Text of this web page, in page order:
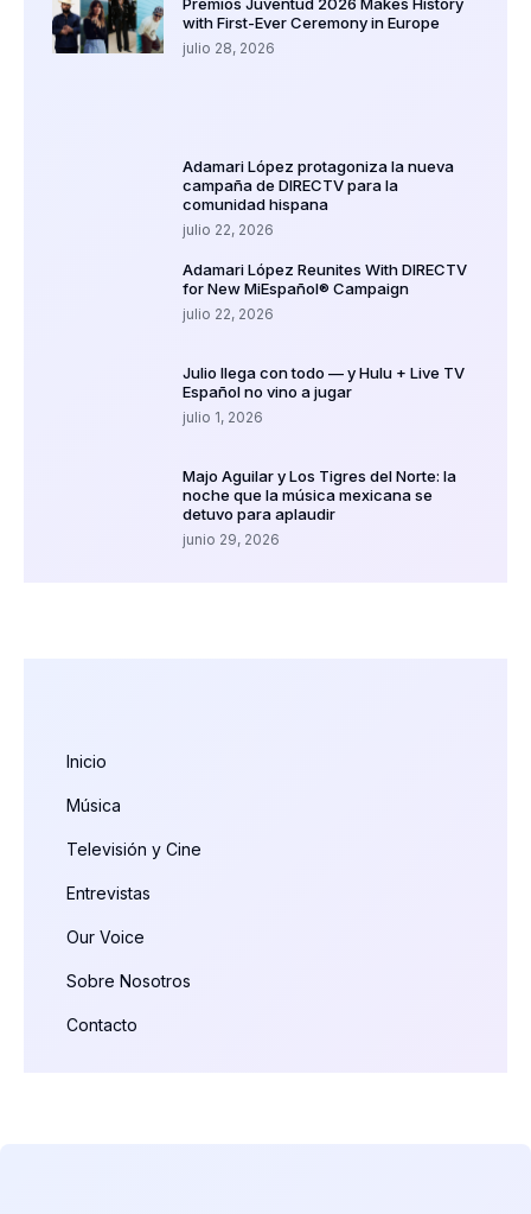
Premios Juventud 2026 Makes History
with First-Ever Ceremony in Europe
julio 28, 2026
Adamari López protagoniza la nueva
campaña de DIRECTV para la
comunidad hispana
julio 22, 2026
Adamari López Reunites With DIRECTV
for New MiEspañol® Campaign
julio 22, 2026
Julio llega con todo — y Hulu + Live TV
Español no vino a jugar
julio 1, 2026
Majo Aguilar y Los Tigres del Norte: la
noche que la música mexicana se
detuvo para aplaudir
junio 29, 2026
Inicio
Música
Televisión y Cine
Entrevistas
Our Voice
Sobre Nosotros
Contacto